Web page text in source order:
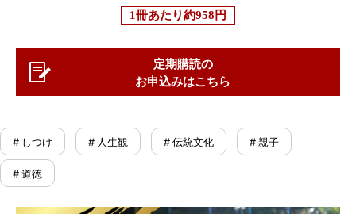
1冊あたり約958円
定期購読の
お申込みはこちら
# しつけ # 人生観 # 伝統文化 # 親子
# 道徳